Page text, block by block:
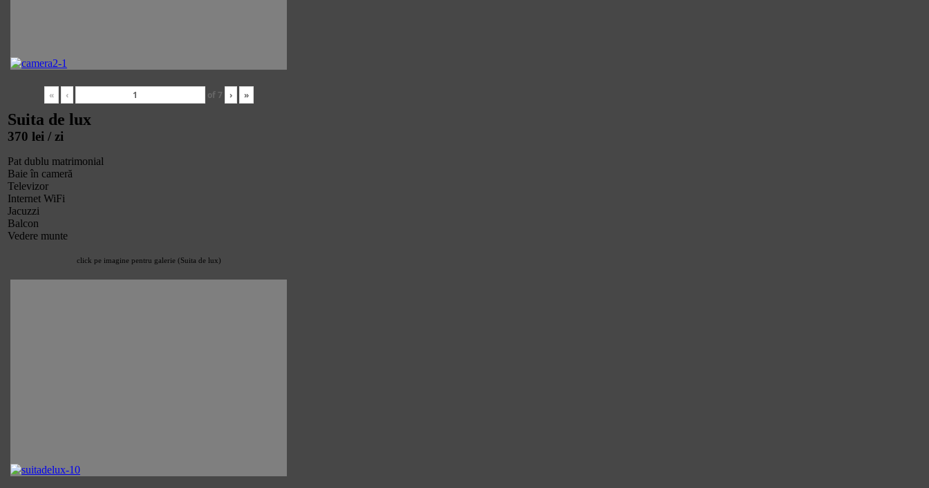
« ‹ of 7 › »
Suita de lux
370 lei / zi
Pat dublu matrimonial
Baie în cameră
Televizor
Internet WiFi
Jacuzzi
Balcon
Vedere munte
click pe imagine pentru galerie (Suita de lux)